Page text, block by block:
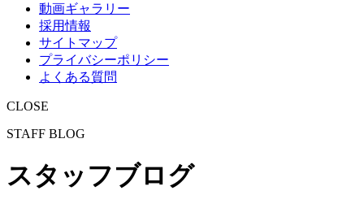
動画ギャラリー
採用情報
サイトマップ
プライバシーポリシー
よくある質問
CLOSE
STAFF BLOG
スタッフブログ